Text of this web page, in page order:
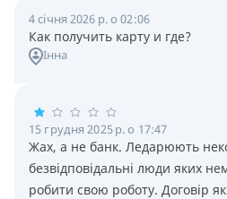
4 січня 2026 р. о 02:06
Как получить карту и где?
Інна
15 грудня 2025 р. о 17:47
Жах, а не банк. Ледарюють
безвідповідальні люди яких
робити свою роботу. Договір